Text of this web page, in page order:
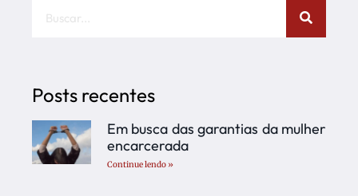
Posts recentes
Em busca das garantias da mulher
encarcerada
Continue lendo »